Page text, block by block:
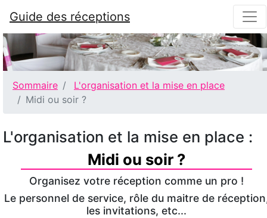
Guide des réceptions
Sommaire
L'organisation et la mise en place
Midi ou soir ?
L'organisation et la mise en place :
Midi ou soir ?
Organisez votre réception comme un pro !
Le personnel de service, rôle du maitre de
les invitations, etc...